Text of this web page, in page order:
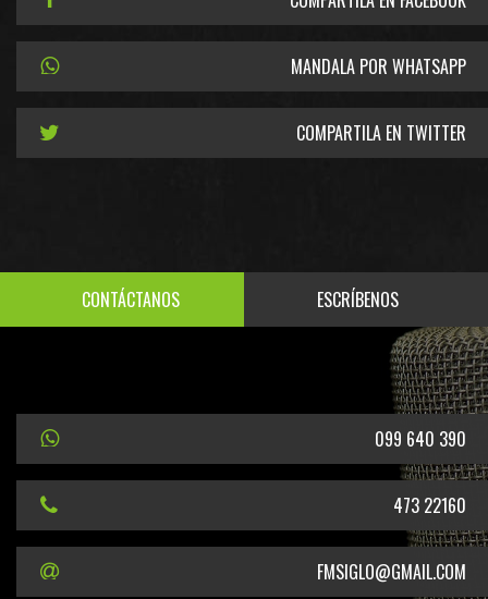
MANDALA POR WHATSAPP
COMPARTILA EN TWITTER
CONTÁCTANOS ESCRÍBENOS
099 640 390
473 22160
FMSIGLO@GMAIL.COM